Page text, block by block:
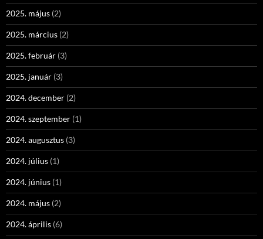
2025. május (2)
2025. március (2)
2025. február (3)
2025. január (3)
2024. december (2)
2024. szeptember (1)
2024. augusztus (3)
2024. július (1)
2024. június (1)
2024. május (2)
2024. április (6)